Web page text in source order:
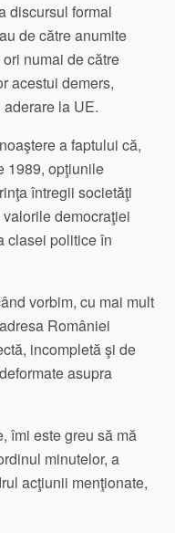
discursul formal
de către anumite
numai de către
acestui demers,
la UE.
a faptului că,
1989, opţiunile
întregii societăţi
democraţiei
clasei politice în
vorbim, cu mai mult
României
incompletă şi de
asupra
îmi este greu să mă
minutelor, a
acţiunii menţionate,